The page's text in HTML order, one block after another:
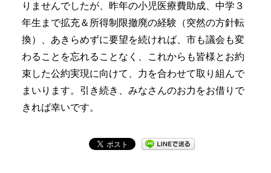
りませんでしたが、昨年の小児医療費助成、中学３
年生まで拡充＆所得制限撤廃の経験（突然の方針転
換）、あきらめずに要望を続ければ、市も議会も変
わることを忘れることなく、これからも皆様とお約
束した公約実現に向けて、力を合わせて取り組んで
まいります。引き続き、みなさんのお力をお借りで
きれば幸いです。